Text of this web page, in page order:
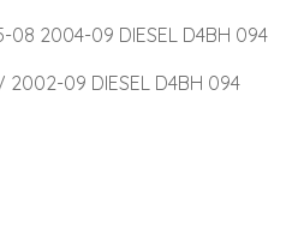
08 2004-09 DIESEL D4BH 094
2002-09 DIESEL D4BH 094